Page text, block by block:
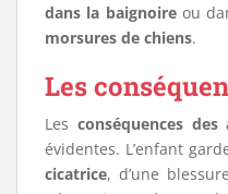
dans la baignoireou
morsures de chiens.
Les
Les conséquences
évidentes. L’enfant
cicatrice, d’une